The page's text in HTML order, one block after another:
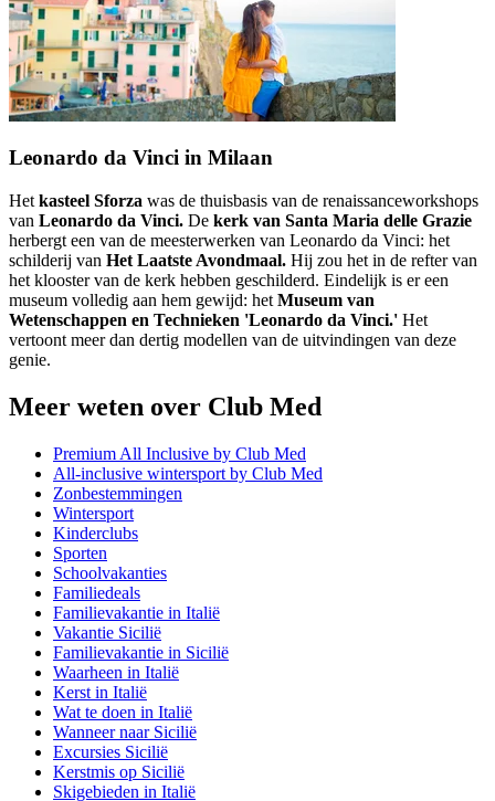
Leonardo da Vinci in Milaan
Het kasteel Sforza was de thuisbasis van de renaissanceworkshops
van Leonardo da Vinci. De kerk van Santa Maria delle Grazie
herbergt een van de meesterwerken van Leonardo da Vinci: het
schilderij van Het Laatste Avondmaal. Hij zou het in de refter van
het klooster van de kerk hebben geschilderd. Eindelijk is er een
museum volledig aan hem gewijd: het Museum van
Wetenschappen en Technieken 'Leonardo da Vinci.' Het
vertoont meer dan dertig modellen van de uitvindingen van deze
genie.
Meer weten over Club Med
Premium All Inclusive by Club Med
All-inclusive wintersport by Club Med
Zonbestemmingen
Wintersport
Kinderclubs
Sporten
Schoolvakanties
Familiedeals
Familievakantie in Italië
Vakantie Sicilië
Familievakantie in Sicilië
Waarheen in Italië
Kerst in Italië
Wat te doen in Italië
Wanneer naar Sicilië
Excursies Sicilië
Kerstmis op Sicilië
Skigebieden in Italië